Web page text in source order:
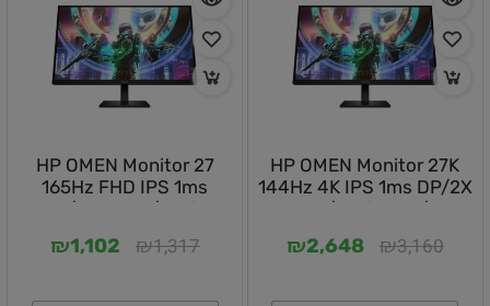
HP OMEN Monitor 27K
144Hz 4K IPS 1ms DP/2X
HDMI/Audio Out/3X
₪3,160
₪2,648
HP OMEN Monitor 27
165Hz FHD IPS 1ms
DP/2X HDMI/Audio
₪1,317
₪1,102